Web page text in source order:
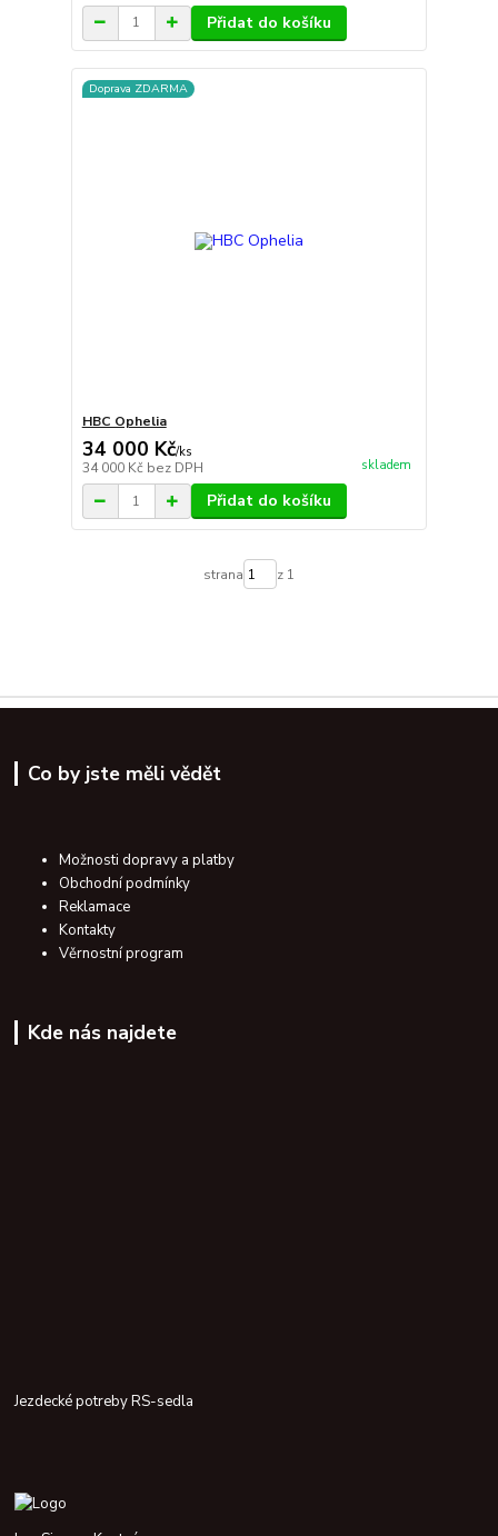
Přidat do košíku
Doprava ZDARMA
HBC Ophelia
34 000 Kč/ks
34 000 Kč bez DPH skladem
Přidat do košíku
strana z 1
Co by jste měli vědět
Možnosti dopravy a platby
Obchodní podmínky
Reklamace
Kontakty
Věrnostní program
Kde nás najdete
Jezdecké potreby RS-sedla